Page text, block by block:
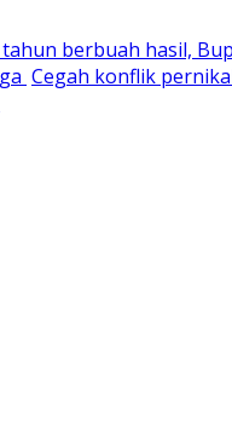
berbuah hasil,
Cegah konflik